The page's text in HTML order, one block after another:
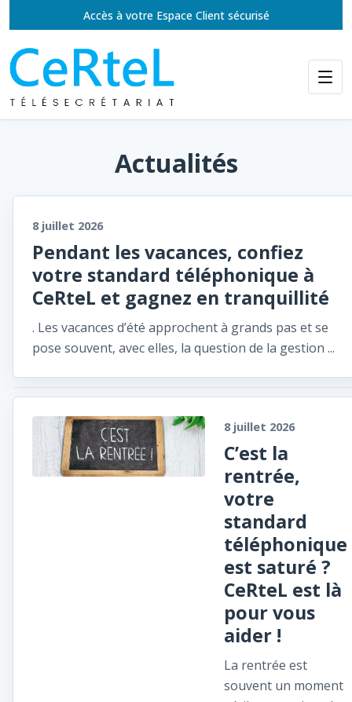
Accès à votre Espace Client sécurisé
Actualités
8 juillet 2026
Pendant les vacances, confiez
votre standard téléphonique à
CeRteL et gagnez en tranquillité
. Les vacances d’été approchent à grands pas et se
pose souvent, avec elles, la question de la gestion ...
8 juillet 2026
C’est la
rentrée,
votre
standard
téléphonique
est saturé ?
CeRteL est là
pour vous
aider !
La rentrée est
souvent un moment